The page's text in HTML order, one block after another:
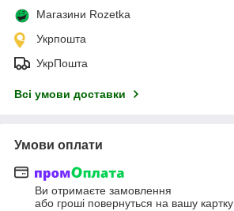
Магазини Rozetka
Укрпошта
УкрПошта
Всі умови доставки
Умови оплати
Ви отримаєте замовлення
або гроші повернуться на вашу картку